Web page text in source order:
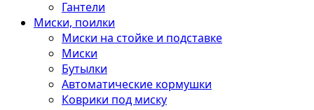
Гантели
Миски, поилки
Миски на стойке и подставке
Миски
Бутылки
Автоматические кормушки
Коврики под миску